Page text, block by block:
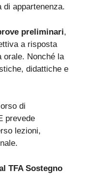
di appartenenza.
preliminari,
a risposta
orale. Nonché la
didattiche e
di
prevede
lezioni,
TFA Sostegno